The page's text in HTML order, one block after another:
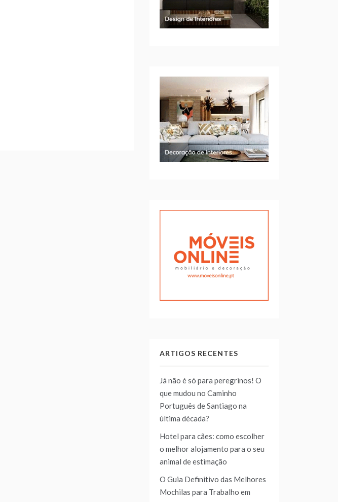
ARTIGOS RECENTES
Já não é só para peregrinos! O
que mudou no Caminho
Português de Santiago na
última década?
Hotel para cães: como escolher
o melhor alojamento para o seu
animal de estimação
O Guia Definitivo das Melhores
Mochilas para Trabalho em